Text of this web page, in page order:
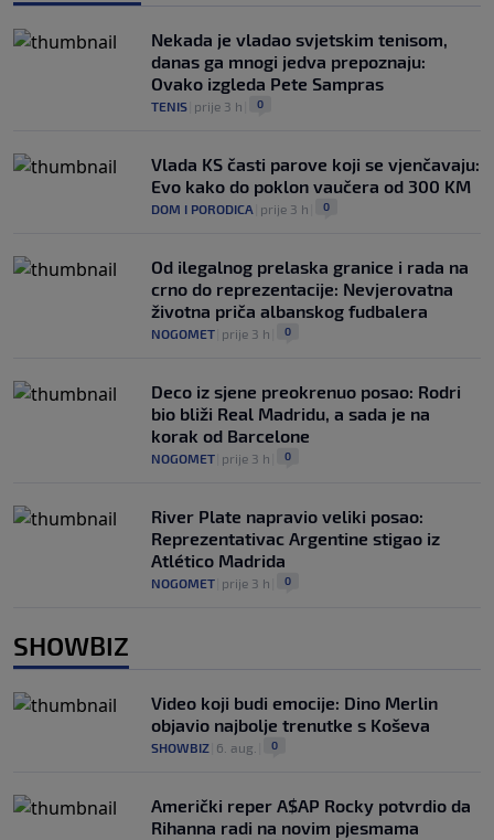
Nekada je vladao svjetskim tenisom,
danas ga mnogi jedva prepoznaju:
Ovako izgleda Pete Sampras
TENIS prije 3 h 0
Vlada KS časti parove koji se vjenčavaju:
Evo kako do poklon vaučera od 300 KM
DOM I PORODICA prije 3 h 0
Od ilegalnog prelaska granice i rada na
crno do reprezentacije: Nevjerovatna
životna priča albanskog fudbalera
NOGOMET prije 3 h 0
Deco iz sjene preokrenuo posao: Rodri
bio bliži Real Madridu, a sada je na
korak od Barcelone
NOGOMET prije 3 h 0
River Plate napravio veliki posao:
Reprezentativac Argentine stigao iz
Atlético Madrida
NOGOMET prije 3 h 0
SHOWBIZ
Video koji budi emocije: Dino Merlin
objavio najbolje trenutke s Koševa
SHOWBIZ 6. aug. 0
Američki reper A$AP Rocky potvrdio da
Rihanna radi na novim pjesmama